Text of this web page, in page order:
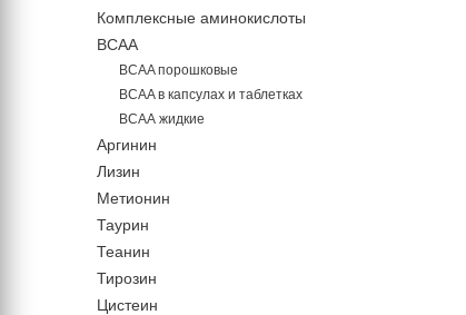
Комплексные аминокислоты
BCAA
BCAA порошковые
BCAA в капсулах и таблетках
ВСАА жидкие
Аргинин
Лизин
Метионин
Таурин
Теанин
Тирозин
Цистеин